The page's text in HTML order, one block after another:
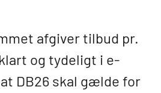
afgiver tilbud pr.
og tydeligt i e-
DB26 skal gælde for